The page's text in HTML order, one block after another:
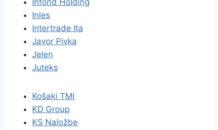
Infond Holding
Inles
Intertrade Ita
Javor Pivka
Jelen
Juteks
Košaki TMI
KD Group
KS Naložbe